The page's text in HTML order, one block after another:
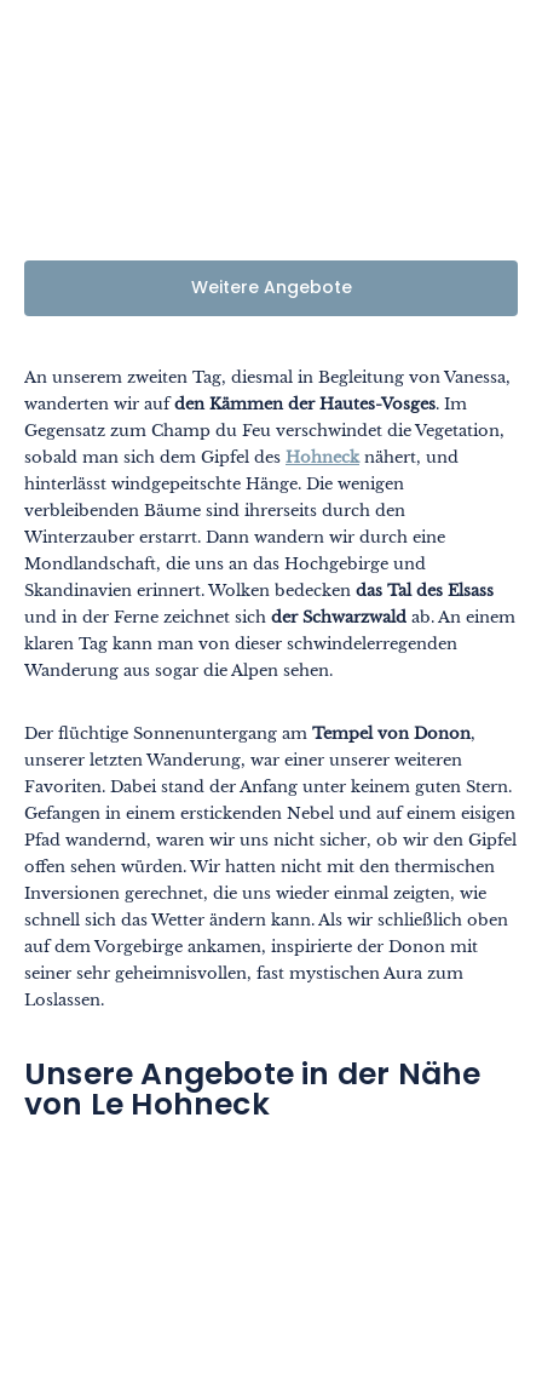
Weitere Angebote
An unserem zweiten Tag, diesmal in Begleitung von Vanessa,
wanderten wir aufden Kämmen der Hautes-Vosges. Im
Gegensatz zum Champ du Feu verschwindet die Vegetation,
sobald man sich dem Gipfel des Hohnecknähert, und
hinterlässt windgepeitschte Hänge. Die wenigen
verbleibenden Bäume sind ihrerseits durch den
Winterzauber erstarrt. Dann wandern wir durch eine
Mondlandschaft, die uns an das Hochgebirge und
Skandinavien erinnert. Wolken bedecken das Tal des Elsass
und in der Ferne zeichnet sich der Schwarzwald ab. An einem
klaren Tag kann man von dieser schwindelerregenden
Wanderung aus sogar die Alpen sehen.
Der flüchtige Sonnenuntergang am Tempel von Donon,
unserer letzten Wanderung, war einer unserer weiteren
Favoriten. Dabei stand der Anfang unter keinem guten Stern.
Gefangen in einem erstickenden Nebel und auf einem eisigen
Pfad wandernd, waren wir uns nicht sicher, ob wir den Gipfel
offen sehen würden. Wir hatten nicht mit den thermischen
Inversionen gerechnet, die uns wieder einmal zeigten, wie
schnell sich das Wetter ändern kann. Als wir schließlich oben
auf dem Vorgebirge ankamen, inspirierte der Donon mit
seiner sehr geheimnisvollen, fast mystischen Aura zum
Loslassen.
Unsere Angebote in der Nähe
von Le Hohneck